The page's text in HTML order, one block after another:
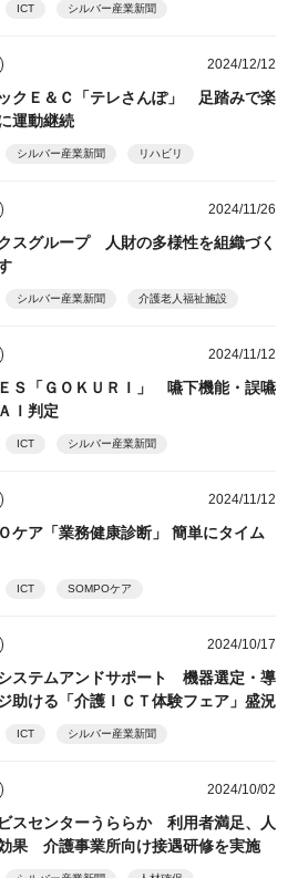
ICT シルバー産業新聞
2024/12/12
クＥ＆Ｃ「テレさんぽ」 足踏みで楽
運動継続
シルバー産業新聞 リハビリ
2024/11/26
スグループ 人財の多様性を組織づく
シルバー産業新聞 介護老人福祉施設
2024/11/12
Ｓ「ＧＯＫＵＲＩ」 嚥下機能・誤嚥
Ｉ判定
ICT シルバー産業新聞
2024/11/12
ケア「業務健康診断」 簡単にタイム
ICT SOMPOケア
2024/10/17
ステムアンドサポート 機器選定・導
助ける「介護ＩＣＴ体験フェア」盛況
ICT シルバー産業新聞
2024/10/02
スセンターうららか 利用者満足、人
果 介護事業所向け接遇研修を実施